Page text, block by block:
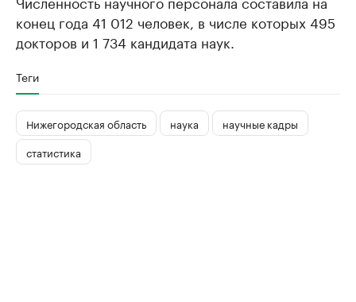
конец года 41 012 человек, в числе которых 495
докторов и 1 734 кандидата наук.
Теги
Нижегородская область наука
научные кадры
статистика